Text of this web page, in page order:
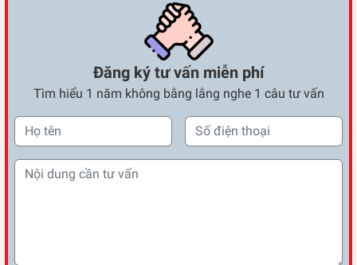
Đăng ký tư vấn miễn phí
Tìm hiểu 1 năm không bằng lắng nghe 1 câu tư vấn